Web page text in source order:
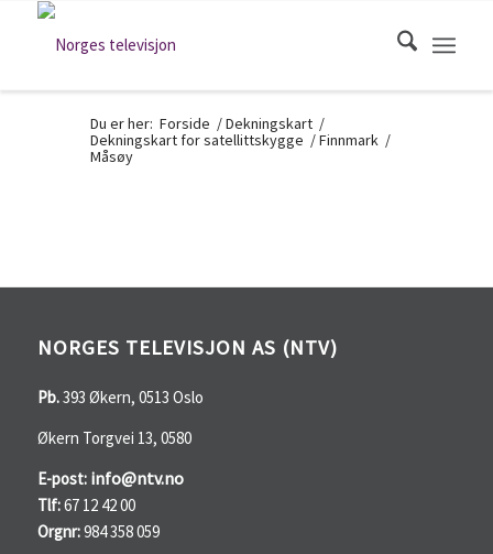
Du er her: Forside /Dekningskart /
Dekningskart for satellittskygge /Finnmark /
Måsøy
NORGES TELEVISJON AS (NTV)
Pb.393 Økern, 0513 Oslo
Økern Torgvei 13, 0580
E-post: info@ntv.no
Tlf:67 12 42 00
Orgnr:984 358 059